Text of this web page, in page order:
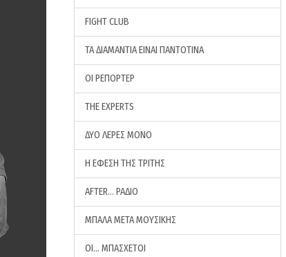
FIGHT CLUB
ΤΑ ΔΙΑΜΑΝΤΙΑ ΕΙΝΑΙ ΠΑΝΤΟΤΙΝΑ
ΟΙ ΡΕΠΟΡΤΕΡ
THE EXPERTS
ΔΥΟ ΛΕΡΕΣ ΜΟΝΟ
Η ΕΦΕΣΗ ΤΗΣ ΤΡΙΤΗΣ
AFTER… ΡΑΔΙΟ
ΜΠΑΛΑ ΜΕΤΑ ΜΟΥΣΙΚΗΣ
ΟΙ… ΜΠΑΣΧΕΤΟΙ